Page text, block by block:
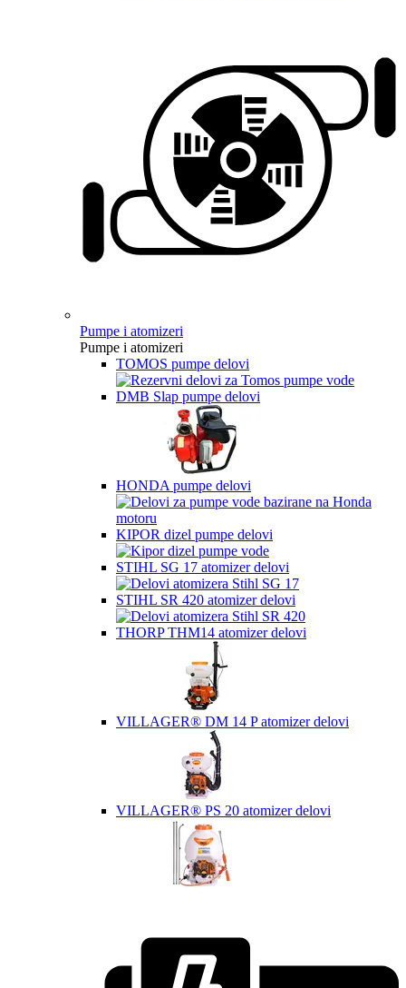
Pumpe i atomizeri
Pumpe i atomizeri
TOMOS pumpe delovi
DMB Slap pumpe delovi
HONDA pumpe delovi
KIPOR dizel pumpe delovi
STIHL SG 17 atomizer delovi
STIHL SR 420 atomizer delovi
THORP THM14 atomizer delovi
VILLAGER® DM 14 P atomizer delovi
VILLAGER® PS 20 atomizer delovi